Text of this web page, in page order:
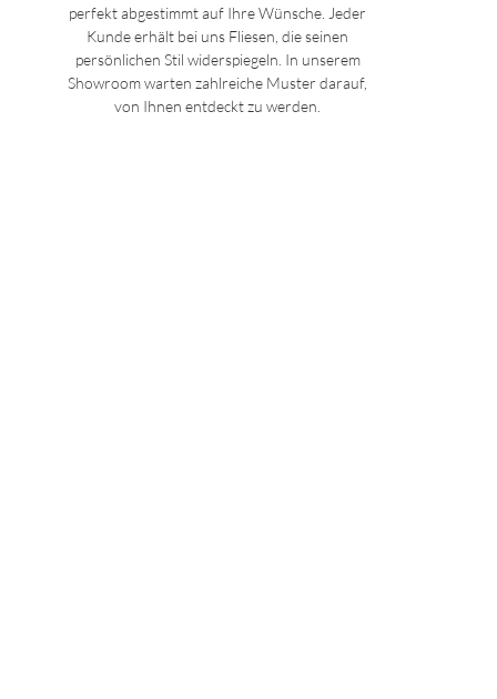
perfekt abgestimmt auf Ihre Wünsche. Jeder
Kunde erhält bei uns Fliesen, die seinen
persönlichen Stil widerspiegeln. In unserem
Showroom warten zahlreiche Muster darauf,
von Ihnen entdeckt zu werden.